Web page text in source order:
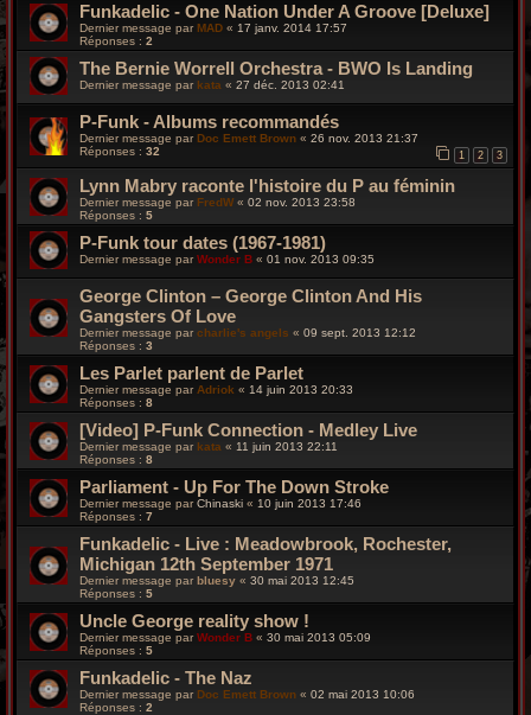
Funkadelic - One Nation Under A Groove [Deluxe]
Dernier message par MAD « 17 janv. 2014 17:57
Réponses : 2
The Bernie Worrell Orchestra - BWO Is Landing
Dernier message par kata « 27 déc. 2013 02:41
P-Funk - Albums recommandés
Dernier message par Doc Emett Brown « 26 nov. 2013 21:37
Réponses : 32 1 2 3
Lynn Mabry raconte l'histoire du P au féminin
Dernier message par FredW « 02 nov. 2013 23:58
Réponses : 5
P-Funk tour dates (1967-1981)
Dernier message parWonder B « 01 nov. 2013 09:35
George Clinton – George Clinton And His
Gangsters Of Love
Dernier message par charlie's angels « 09 sept. 2013 12:12
Réponses : 3
Les Parlet parlent de Parlet
Dernier message par Adriok « 14 juin 2013 20:33
Réponses : 8
[Video] P-Funk Connection - Medley Live
Dernier message par kata « 11 juin 2013 22:11
Réponses : 8
Parliament - Up For The Down Stroke
Dernier message parChinaski « 10 juin 2013 17:46
Réponses : 7
Funkadelic - Live : Meadowbrook, Rochester,
Michigan 12th September 1971
Dernier message par bluesy « 30 mai 2013 12:45
Réponses : 5
Uncle George reality show !
Dernier message parWonder B « 30 mai 2013 05:09
Réponses : 5
Funkadelic - The Naz
Dernier message par Doc Emett Brown « 02 mai 2013 10:06
Réponses : 2